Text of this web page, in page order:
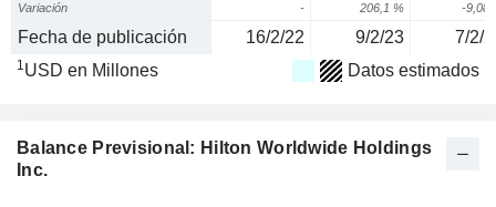
Variación - 206,1 % -9,08
Fecha de publicación 16/2/22 9/2/23 7/2/
1USD en Millones Datos estimados
Balance Previsional: Hilton Worldwide Holdings
Inc.